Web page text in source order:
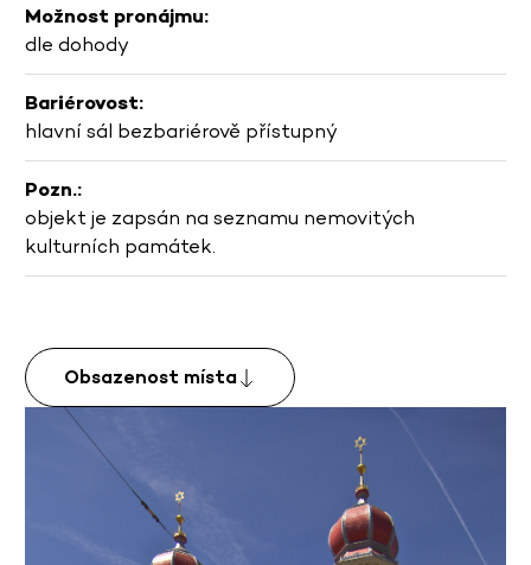
Možnost pronájmu:
dle dohody
Bariérovost:
hlavní sál bezbariérově přístupný
Pozn.:
objekt je zapsán na seznamu nemovitých
kulturních památek.
Obsazenost místa